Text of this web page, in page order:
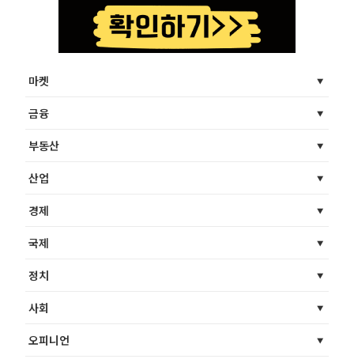
마켓
금융
부동산
산업
경제
국제
정치
사회
오피니언